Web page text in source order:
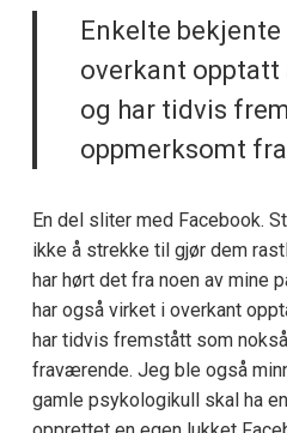
Enkelte
overkant opptatt
og har tidvis
oppmerksomt
En del sliter med Facebook.
ikke å strekke til gjør dem
har hørt det fra noen av mine
har også virket i overkant
har tidvis fremstått som
fraværende. Jeg ble også
gamle psykologikull skal ha